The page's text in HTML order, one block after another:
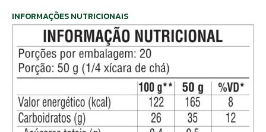
INFORMAÇÕES NUTRICIONAIS